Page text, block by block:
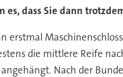
es, dass Sie dann
erstmal
die mittlere Reife
Nach der